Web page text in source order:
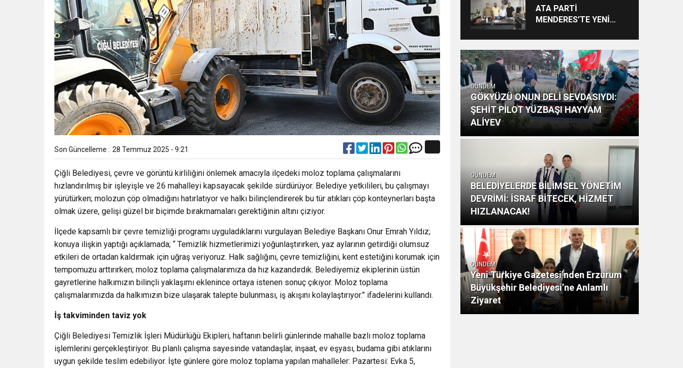
Son Güncelleme : 28 Temmuz 2025 - 9:21
Çiğli Belediyesi, çevre ve görüntü kirliliğini önlemek amacıyla ilçedeki moloz toplama çalışmalarını
hızlandırılmış bir işleyişle ve 26 mahalleyi kapsayacak şekilde sürdürüyor. Belediye yetkilileri, bu çalışmayı
yürütürken; molozun çöp olmadığını hatırlatıyor ve halkı bilinçlendirerek bu tür atıkları çöp konteynerları başta
olmak üzere, gelişi güzel bir biçimde bırakmamaları gerektiğinin altını çiziyor.
İlçede kapsamlı bir çevre temizliği programı uyguladıklarını vurgulayan Belediye Başkanı Onur Emrah Yıldız;
konuya ilişkin yaptığı açıklamada; “ Temizlik hizmetlerimizi yoğunlaştırırken, yaz aylarının getirdiği olumsuz
etkileri de ortadan kaldırmak için uğraş veriyoruz. Halk sağlığını, çevre temizliğini, kent estetiğini korumak için
tempomuzu arttırırken; moloz toplama çalışmalarımıza da hız kazandırdık. Belediyemiz ekiplerinin üstün
gayretlerine halkımızın bilinçli yaklaşımı eklenince ortaya istenen sonuç çıkıyor. Moloz toplama
çalışmalarımızda da halkımızın bize ulaşarak talepte bulunması, iş akışını kolaylaştırıyor.” ifadelerini kullandı.
İş takviminden taviz yok
Çiğli Belediyesi Temizlik İşleri Müdürlüğü Ekipleri, haftanın belirli günlerinde mahalle bazlı moloz toplama
işlemlerini gerçekleştiriyor. Bu planlı çalışma sayesinde vatandaşlar, inşaat, ev eşyası, budama gibi atıklarını
uygun şekilde teslim edebiliyor. İşte günlere göre moloz toplama yapılan mahalleler: Pazartesi: Evka 5,
Kişinin Lafa Bakılmaz”
ATA PARTİ
MENDERES’TE YENİ
BAŞLADI
GÜNDEM
GÖKYÜZÜ ONUN DELİ SEVDASIYDI:
ŞEHİT PİLOT YÜZBAŞI HAYYAM
ALİYEV
GÜNDEM
BELEDİYELERDE BİLİMSEL YÖNETİM
DEVRİMİ: İSRAF BİTECEK, HİZMET
HIZLANACAK!
GÜNDEM
Yeni Türkiye Gazetesi’nden Erzurum
Büyükşehir Belediyesi’ne Anlamlı
Ziyaret